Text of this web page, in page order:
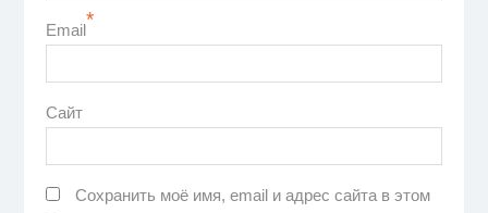
Email*
Сайт
Сохранить моё имя, email и адрес сайта в этом